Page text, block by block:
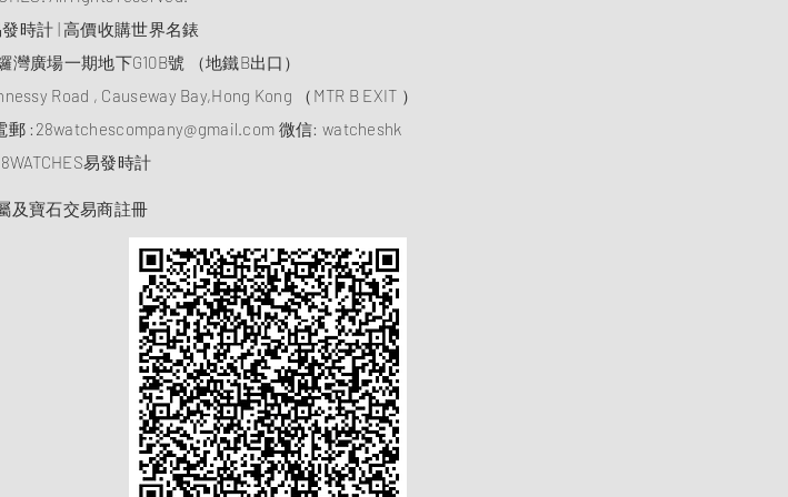
發時計 | 高價收購世界名錶
廣場一期地下G10B號 （地鐵B出口）
Road , Causeway Bay,Hong Kong （MTR B EXIT ）
郵 : 28watchescompany@gmail.com 微信: watcheshk
易發時計
及寶石交易商註冊